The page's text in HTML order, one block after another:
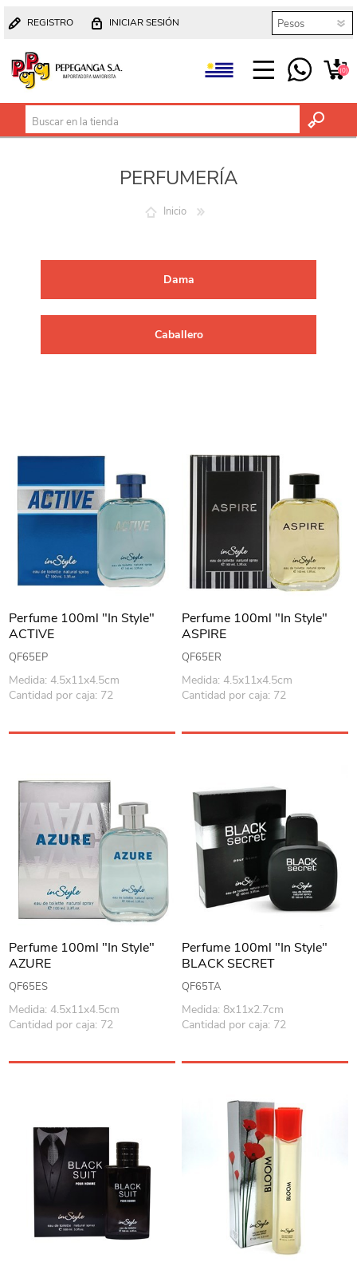
REGISTRO INICIAR SESIÓN
(0)
PERFUMERÍA
Inicio
Dama
Caballero
Perfume 100ml "In Style"
ACTIVE
QF65EP
Medida: 4.5x11x4.5cm
Cantidad por caja: 72
Perfume 100ml "In Style"
ASPIRE
QF65ER
Medida: 4.5x11x4.5cm
Cantidad por caja: 72
Perfume 100ml "In Style"
AZURE
QF65ES
Medida: 4.5x11x4.5cm
Cantidad por caja: 72
Perfume 100ml "In Style"
BLACK SECRET
QF65TA
Medida: 8x11x2.7cm
Cantidad por caja: 72